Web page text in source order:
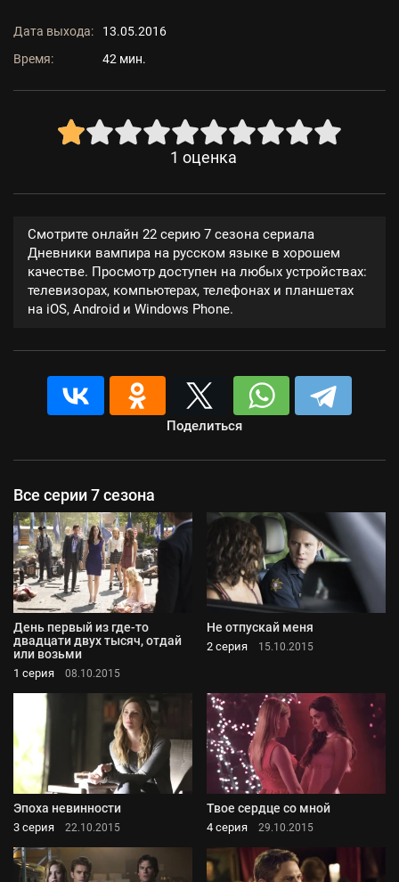
Дата выхода:
13.05.2016
Время:
42 мин.
1 оценка
Смотрите онлайн 22 серию 7 сезона сериала
Дневники вампира на русском языке в хорошем
качестве. Просмотр доступен на любых устройствах:
телевизорах, компьютерах, телефонах и планшетах
на iOS, Android и Windows Phone.
Поделиться
Все серии 7 сезона
День первый из где-то
двадцати двух тысяч, отдай
или возьми
1 серия 08.10.2015
Не отпускай меня
2 серия 15.10.2015
Эпоха невинности
3 серия 22.10.2015
Твое сердце со мной
4 серия 29.10.2015